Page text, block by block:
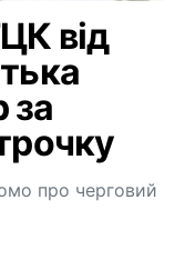
від
за
про черговий